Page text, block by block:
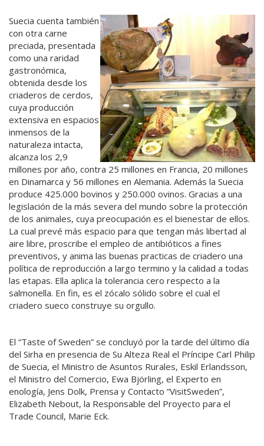
Suecia cuenta también
con otra carne
preciada, presentada
como una raridad
gastronómica,
obtenida desde los
criaderos de cerdos,
cuya producción
extensiva en espacios
inmensos de la
naturaleza intacta,
alcanza los 2,9
millones por año, contra 25 millones en Francia, 20 millones
en Dinamarca y 56 millones en Alemania. Además la Suecia
produce 425.000 bovinos y 250.000 ovinos. Gracias a una
legislación de la más severa del mundo sobre la protección
de los animales, cuya preocupación es el bienestar de ellos.
La cual prevé más espacio para que tengan más libertad al
aire libre, proscribe el empleo de antibióticos a fines
preventivos, y anima las buenas practicas de criadero una
política de reproducción a largo termino y la calidad a todas
las etapas. Ella aplica la tolerancia cero respecto a la
salmonella. En fin, es el zócalo sólido sobre el cual el
criadero sueco construye su orgullo.
El “Taste of Sweden” se concluyó por la tarde del último día
del Sirha en presencia de Su Alteza Real el Príncipe Carl Philip
de Suecia, el Ministro de Asuntos Rurales, Eskil Erlandsson,
el Ministro del Comercio, Ewa Björling, el Experto en
enología, Jens Dolk, Prensa y Contacto “VisitSweden”,
Elizabeth Nebout, la Responsable del Proyecto para el
Trade Council, Marie Eck.